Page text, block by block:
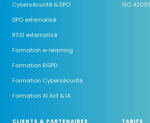
Cybersécurité & DPO
DPO externalisé
RSSI externalisé
Formation e-learning
Formation RGPD
Formation Cybersécurité
Formation AI Act & IA
ISO 42001
CLIENTS & PARTENAIRES TARIFS